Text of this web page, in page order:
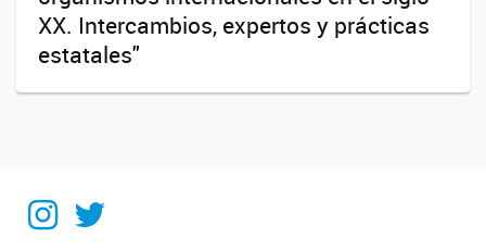
XX. Intercambios, expertos y prácticas
estatales"
Instagram
Twitter